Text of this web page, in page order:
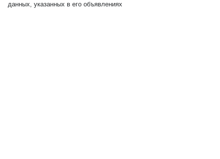
данных, указанных в его объявлениях